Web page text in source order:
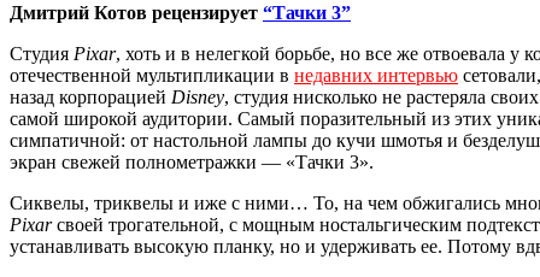
Дмитрий Котов рецензирует “Тачки 3”
Студия Pixar, хоть и в нелегкой борьбе, но все же отвоевала
отечественной мультипликации в недавних интервью
назад корпорацией Disney, студия нисколько не растеряла
самой широкой аудитории. Самый поразительный из этих
симпатичной: от настольной лампы до кучи шмотья и
экран свежей полнометражки — «Тачки 3».
Сиквелы, триквелы и иже с ними… То, на чем обжигались
Pixarсвоей трогательной, с мощным ностальгическим
устанавливать высокую планку, но и удерживать ее. Потому